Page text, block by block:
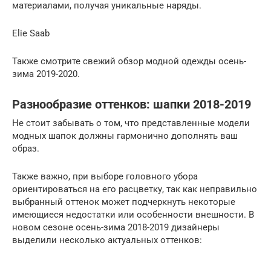
материалами, получая уникальные наряды.
Elie Saab
Также смотрите свежий обзор модной одежды осень-
зима 2019-2020.
Разнообразие оттенков: шапки 2018-2019
Не стоит забывать о том, что представленные модели
модных шапок должны гармонично дополнять ваш
образ.
Также важно, при выборе головного убора
ориентироваться на его расцветку, так как неправильно
выбранный оттенок может подчеркнуть некоторые
имеющиеся недостатки или особенности внешности. В
новом сезоне осень-зима 2018-2019 дизайнеры
выделили несколько актуальных оттенков: